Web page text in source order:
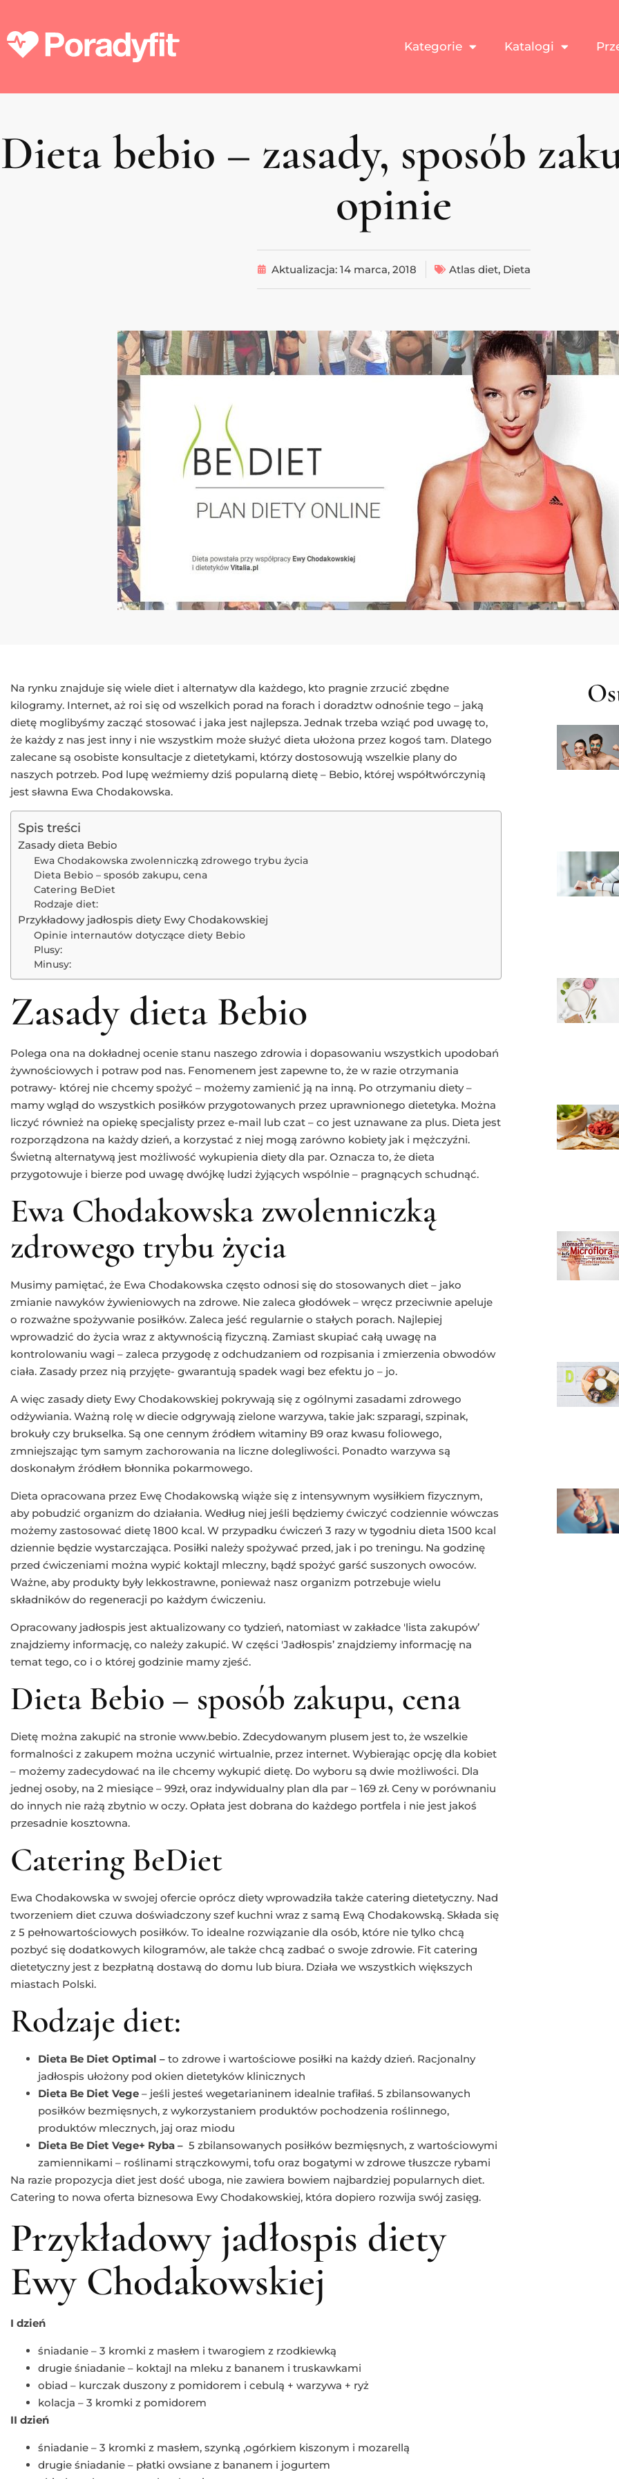
Kategorie Katalogi
Dieta bebio – zasady, sposób
opinie
Aktualizacja: 14 marca, 2018 Atlas diet, Dieta
Na rynku znajduje się wiele diet i alternatyw dla każdego, kto pragnie zrzucić zbędne
kilogramy. Internet, aż roi się od wszelkich porad na forach i doradztw odnośnie tego – jaką
dietę moglibyśmy zacząć stosować i jaka jest najlepsza. Jednak trzeba wziąć pod uwagę to,
że każdy z nas jest inny i nie wszystkim może służyć dieta ułożona przez kogoś tam. Dlatego
zalecane są osobiste konsultacje z dietetykami, którzy dostosowują wszelkie plany do
naszych potrzeb. Pod lupę weźmiemy dziś popularną dietę – Bebio, której współtwórczynią
jest sławna Ewa Chodakowska.
Spis treści
Zasady dieta Bebio
Ewa Chodakowska zwolenniczką zdrowego trybu życia
Dieta Bebio – sposób zakupu, cena
Catering BeDiet
Rodzaje diet:
Przykładowy jadłospis diety Ewy Chodakowskiej
Opinie internautów dotyczące diety Bebio
Plusy:
Minusy:
Zasady dieta Bebio
Polega ona na dokładnej ocenie stanu naszego zdrowia i dopasowaniu wszystkich upodobań
żywnościowych i potraw pod nas. Fenomenem jest zapewne to, że w razie otrzymania
potrawy- której nie chcemy spożyć – możemy zamienić ją na inną. Po otrzymaniu diety –
mamy wgląd do wszystkich posiłków przygotowanych przez uprawnionego dietetyka. Można
liczyć również na opiekę specjalisty przez e-mail lub czat – co jest uznawane za plus. Dieta jest
rozporządzona na każdy dzień, a korzystać z niej mogą zarówno kobiety jak i mężczyźni.
Świetną alternatywą jest możliwość wykupienia diety dla par. Oznacza to, że dieta
przygotowuje i bierze pod uwagę dwójkę ludzi żyjących wspólnie – pragnących schudnąć.
Ewa Chodakowska zwolenniczką
zdrowego trybu życia
Musimy pamiętać, że Ewa Chodakowska często odnosi się do stosowanych diet – jako
zmianie nawyków żywieniowych na zdrowe. Nie zaleca głodówek – wręcz przeciwnie apeluje
o rozważne spożywanie posiłków. Zaleca jeść regularnie o stałych porach. Najlepiej
wprowadzić do życia wraz z aktywnością fizyczną. Zamiast skupiać całą uwagę na
kontrolowaniu wagi – zaleca przygodę z odchudzaniem od rozpisania i zmierzenia obwodów
ciała. Zasady przez nią przyjęte- gwarantują spadek wagi bez efektu jo – jo.
A więc zasady diety Ewy Chodakowskiej pokrywają się z ogólnymi zasadami zdrowego
odżywiania. Ważną rolę w diecie odgrywają zielone warzywa, takie jak: szparagi, szpinak,
brokuły czy brukselka. Są one cennym źródłem witaminy B9 oraz kwasu foliowego,
zmniejszając tym samym zachorowania na liczne dolegliwości. Ponadto warzywa są
doskonałym źródłem błonnika pokarmowego.
Dieta opracowana przez Ewę Chodakowską wiąże się z intensywnym wysiłkiem fizycznym,
aby pobudzić organizm do działania. Według niej jeśli będziemy ćwiczyć codziennie wówczas
możemy zastosować dietę 1800 kcal. W przypadku ćwiczeń 3 razy w tygodniu dieta 1500 kcal
dziennie będzie wystarczająca. Posiłki należy spożywać przed, jak i po treningu. Na godzinę
przed ćwiczeniami można wypić koktajl mleczny, bądź spożyć garść suszonych owoców.
Ważne, aby produkty były lekkostrawne, ponieważ nasz organizm potrzebuje wielu
składników do regeneracji po każdym ćwiczeniu.
Opracowany jadłospis jest aktualizowany co tydzień, natomiast w zakładce 'lista zakupów’
znajdziemy informację, co należy zakupić. W części 'Jadłospis’ znajdziemy informację na
temat tego, co i o której godzinie mamy zjeść.
Dieta Bebio – sposób zakupu, cena
Dietę można zakupić na stronie www.bebio. Zdecydowanym plusem jest to, że wszelkie
formalności z zakupem można uczynić wirtualnie, przez internet. Wybierając opcję dla kobiet
– możemy zadecydować na ile chcemy wykupić dietę. Do wyboru są dwie możliwości. Dla
jednej osoby, na 2 miesiące – 99zł, oraz indywidualny plan dla par – 169 zł. Ceny w porównaniu
do innych nie rażą zbytnio w oczy. Opłata jest dobrana do każdego portfela i nie jest jakoś
przesadnie kosztowna.
Catering BeDiet
Ewa Chodakowska w swojej ofercie oprócz diety wprowadziła także catering dietetyczny. Nad
tworzeniem diet czuwa doświadczony szef kuchni wraz z samą Ewą Chodakowską. Składa się
z 5 pełnowartościowych posiłków. To idealne rozwiązanie dla osób, które nie tylko chcą
pozbyć się dodatkowych kilogramów, ale także chcą zadbać o swoje zdrowie. Fit catering
dietetyczny jest z bezpłatną dostawą do domu lub biura. Działa we wszystkich większych
miastach Polski.
Rodzaje diet:
Dieta Be Diet Optimal – to zdrowe i wartościowe posiłki na każdy dzień. Racjonalny
jadłospis ułożony pod okien dietetyków klinicznych
Dieta Be Diet Vege – jeśli jesteś wegetarianinem idealnie trafiłaś. 5 zbilansowanych
posiłków bezmięsnych, z wykorzystaniem produktów pochodzenia roślinnego,
produktów mlecznych, jaj oraz miodu
Dieta Be Diet Vege+ Ryba – 5 zbilansowanych posiłków bezmięsnych, z wartościowymi
zamiennikami – roślinami strączkowymi, tofu oraz bogatymi w zdrowe tłuszcze rybami
Na razie propozycja diet jest dość uboga, nie zawiera bowiem najbardziej popularnych diet.
Catering to nowa oferta biznesowa Ewy Chodakowskiej, która dopiero rozwija swój zasięg.
Przykładowy jadłospis diety
Ewy Chodakowskiej
I dzień
śniadanie – 3 kromki z masłem i twarogiem z rzodkiewką
drugie śniadanie – koktajl na mleku z bananem i truskawkami
obiad – kurczak duszony z pomidorem i cebulą + warzywa + ryż
kolacja – 3 kromki z pomidorem
II dzień
śniadanie – 3 kromki z masłem, szynką ,ogórkiem kiszonym i mozarellą
drugie śniadanie – płatki owsiane z bananem i jogurtem